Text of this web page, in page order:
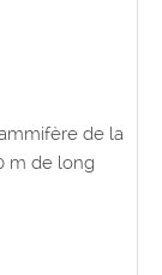
de la
m de long